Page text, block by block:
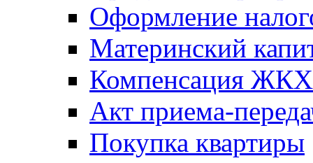
Оформление
Материнский
Компенсация ЖКХ
Акт приема-
Покупка квартиры